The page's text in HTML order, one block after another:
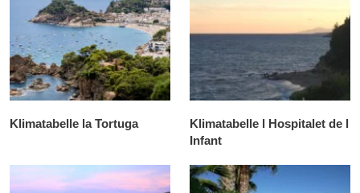
Klimatabelle la Tortuga
Klimatabelle l Hospitalet de l
Infant